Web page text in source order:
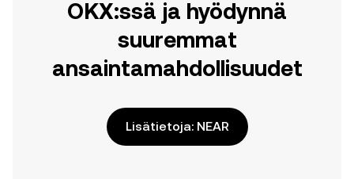
OKX:ssä ja hyödynnä
suuremmat
ansaintamahdollisuudet
Lisätietoja: NEAR